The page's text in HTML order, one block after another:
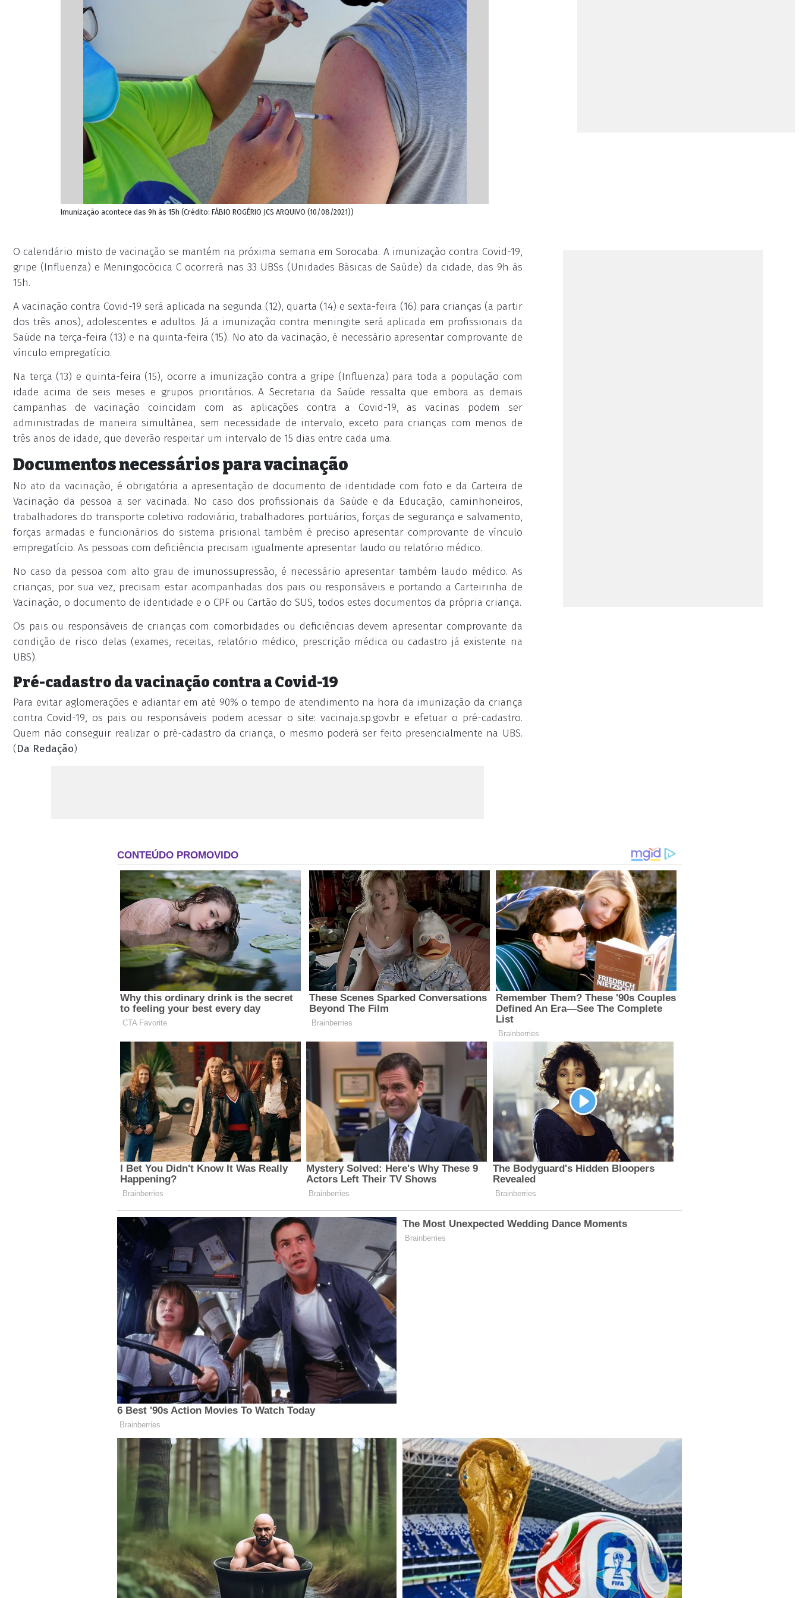
Imunização acontece das 9h às 15h (Crédito: FÁBIO ROGÉRIO JCS ARQUIVO (10/08/2021))
O calendário misto de vacinação se mantém na próxima semana em Sorocaba. A imunização contra Covid-19,
gripe (Influenza) e Meningocócica C ocorrerá nas 33 UBSs (Unidades Básicas de Saúde) da cidade, das 9h às
15h.
A vacinação contra Covid-19 será aplicada na segunda (12), quarta (14) e sexta-feira (16) para crianças (a partir
dos três anos), adolescentes e adultos. Já a imunização contra meningite será aplicada em profissionais da
Saúde na terça-feira (13) e na quinta-feira (15). No ato da vacinação, é necessário apresentar comprovante de
vínculo empregatício.
Na terça (13) e quinta-feira (15), ocorre a imunização contra a gripe (Influenza) para toda a população com
idade acima de seis meses e grupos prioritários. A Secretaria da Saúde ressalta que embora as demais
campanhas de vacinação coincidam com as aplicações contra a Covid-19, as vacinas podem ser
administradas de maneira simultânea, sem necessidade de intervalo, exceto para crianças com menos de
três anos de idade, que deverão respeitar um intervalo de 15 dias entre cada uma.
Documentos necessários para vacinação
No ato da vacinação, é obrigatória a apresentação de documento de identidade com foto e da Carteira de
Vacinação da pessoa a ser vacinada. No caso dos profissionais da Saúde e da Educação, caminhoneiros,
trabalhadores do transporte coletivo rodoviário, trabalhadores portuários, forças de segurança e salvamento,
forças armadas e funcionários do sistema prisional também é preciso apresentar comprovante de vínculo
empregatício. As pessoas com deficiência precisam igualmente apresentar laudo ou relatório médico.
No caso da pessoa com alto grau de imunossupressão, é necessário apresentar também laudo médico. As
crianças, por sua vez, precisam estar acompanhadas dos pais ou responsáveis e portando a Carteirinha de
Vacinação, o documento de identidade e o CPF ou Cartão do SUS, todos estes documentos da própria criança.
Os pais ou responsáveis de crianças com comorbidades ou deficiências devem apresentar comprovante da
condição de risco delas (exames, receitas, relatório médico, prescrição médica ou cadastro já existente na
UBS).
Pré-cadastro da vacinação contra a Covid-19
Para evitar aglomerações e adiantar em até 90% o tempo de atendimento na hora da imunização da criança
contra Covid-19, os pais ou responsáveis podem acessar o site: vacinaja.sp.gov.br e efetuar o pré-cadastro.
Quem não conseguir realizar o pré-cadastro da criança, o mesmo poderá ser feito presencialmente na UBS.
(Da Redação)